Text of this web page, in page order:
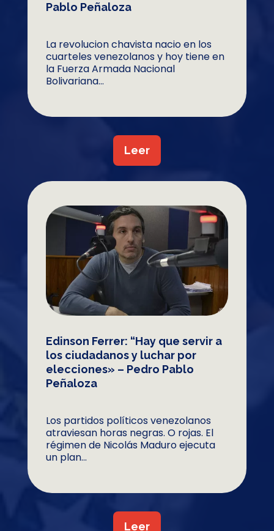
Pablo Peñaloza
La revolucion chavista nacio en los
cuarteles venezolanos y hoy tiene en
la Fuerza Armada Nacional
Bolivariana...
Leer
Edinson Ferrer: “Hay que servir a
los ciudadanos y luchar por
elecciones» – Pedro Pablo
Peñaloza
Los partidos políticos venezolanos
atraviesan horas negras. O rojas. El
régimen de Nicolás Maduro ejecuta
un plan...
Leer